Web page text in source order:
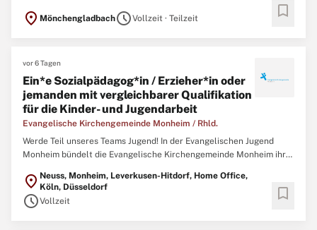
Mönchengladbach 4.000,00€ Einstiegsprämie – weil Sie uns wichtig
sind! Sie möchten Kinder auf ihrem Weg ins Leben begleiten, ihre
location_on MönchengladbachscheduleVollzeit · Teilzeit bookmark
vor 6 Tagen
Ein*e Sozialpädagog*in / Erzieher*in oder
jemanden mit vergleichbarer Qualifikation
für die Kinder- und Jugendarbeit
Evangelische Kirchengemeinde Monheim / Rhld.
Werde Teil unseres Teams Jugend! In der Evangelischen Jugend
Monheim bündelt die Evangelische Kirchengemeinde Monheim ihr
Monheim ist mit Gruppen-, Projekt- und Freizeitangeboten in
Monheim und Hitdorf präsent. Wir suchen zum 1. September ...
location_on Neuss, Monheim, Leverkusen-Hitdorf, Home Office,
Köln, Düsseldorf
scheduleVollzeit bookmark